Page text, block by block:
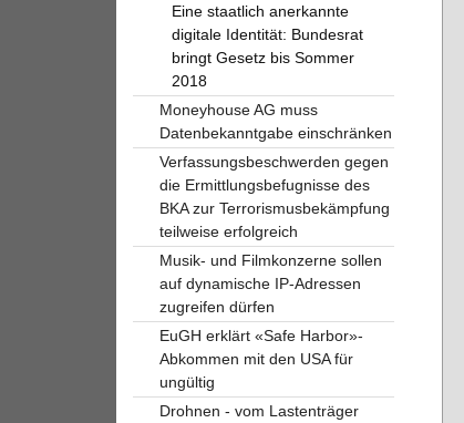
Eine staatlich anerkannte
digitale Identität: Bundesrat
bringt Gesetz bis Sommer
2018
Moneyhouse AG muss
Datenbekanntgabe einschränken
Verfassungsbeschwerden gegen
die Ermittlungsbefugnisse des
BKA zur Terrorismusbekämpfung
teilweise erfolgreich
Musik- und Filmkonzerne sollen
auf dynamische IP-Adressen
zugreifen dürfen
EuGH erklärt «Safe Harbor»-
Abkommen mit den USA für
ungültig
Drohnen - vom Lastenträger